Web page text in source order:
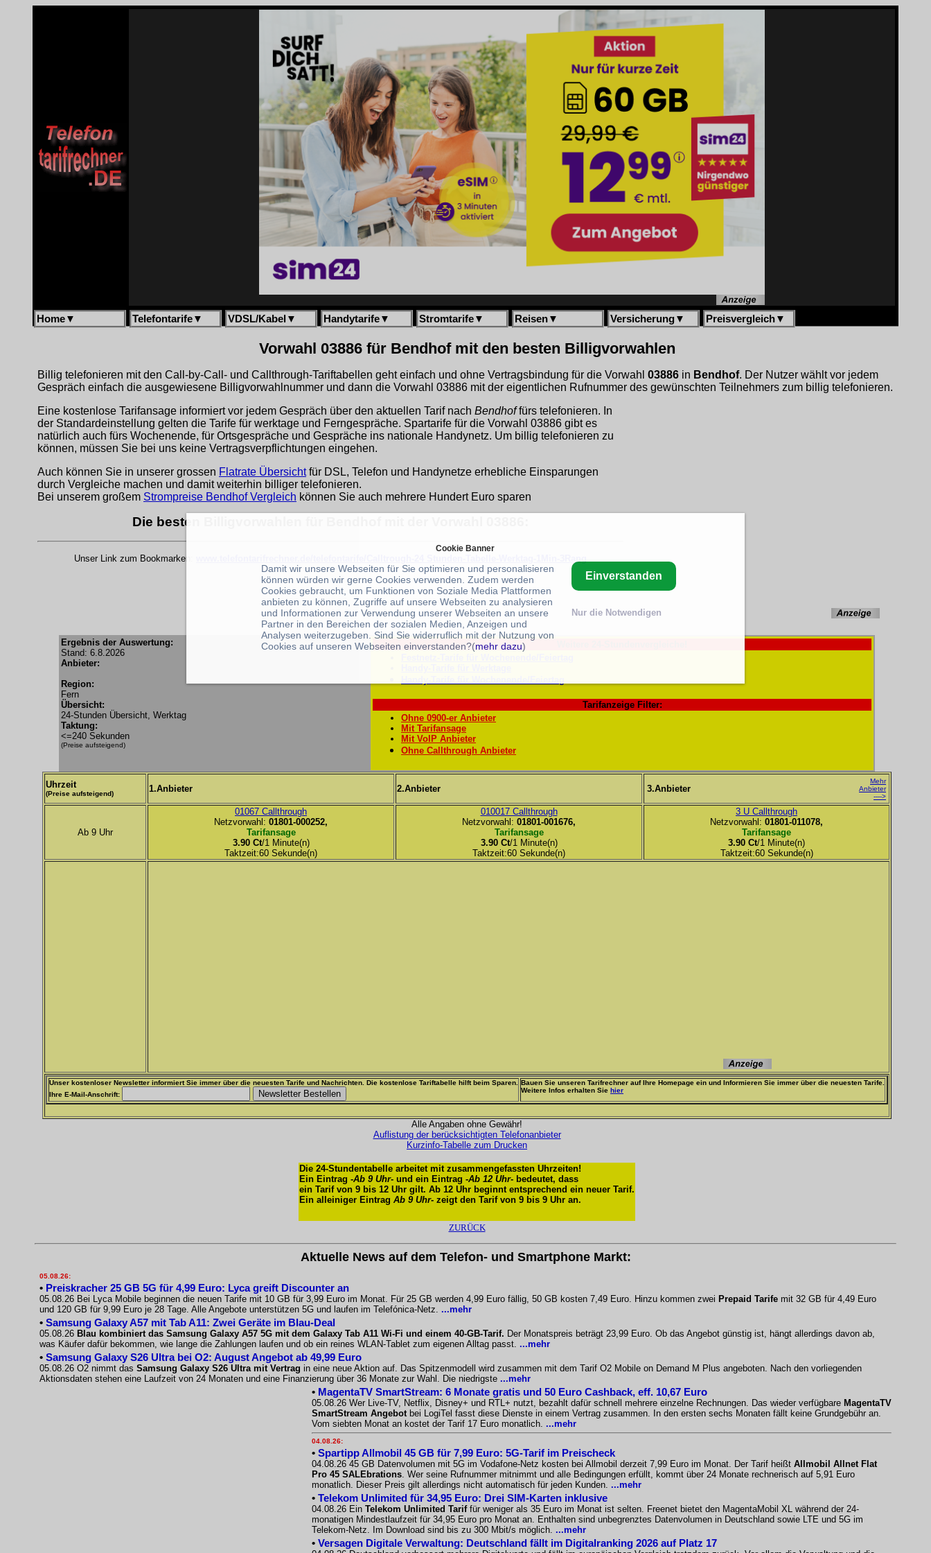
Home▼ Telefontarife▼ VDSL/Kabel ▼ Handytarife▼ Stromtarife▼ Reisen▼ Versicherung▼ Preisvergleich▼
Vorwahl 03886 für Bendhof mit den besten Billigvorwahlen
Billig telefonieren mit den Call-by-Call- und Callthrough-Tariftabellen geht einfach und ohne Vertragsbindung für die Vorwahl 03886 in Bendhof. Der Nutzer wählt vor jedem
Gespräch einfach die ausgewiesene Billigvorwahlnummer und dann die Vorwahl 03886 mit der eigentlichen Rufnummer des gewünschten Teilnehmers zum billig telefonieren.
Eine kostenlose Tarifansage informiert vor jedem Gespräch über den aktuellen Tarif nach Bendhoffürs telefonieren. In
der Standardeinstellung gelten die Tarife für werktage und Ferngespräche. Spartarife für die Vorwahl 03886 gibt es
natürlich auch fürs Wochenende, für Ortsgespräche und Gespräche ins nationale Handynetz. Um billig telefonieren zu
können, müssen Sie bei uns keine Vertragsverpflichtungen eingehen.
Auch können Sie in unserer grossen Flatrate Übersichtfür DSL, Telefon und Handynetze erhebliche Einsparungen
durch Vergleiche machen und damit weiterhin billiger telefonieren.
Bei unserem großem Strompreise Bendhof Vergleich können Sie auch mehrere Hundert Euro sparen
Die besten Billigvorwahlen für Bendhof mit der Vorwahl 03886:
Unser Link zum Bookmarken:
Ergebnis der Auswertung:
Stand: 6.8.2026
Anbieter:
Region:
Fern
Übersicht:
24-Stunden Übersicht, Werktag
Taktung:
<=240 Sekunden
(Preise aufsteigend)
Tarifanzeige Filter:
Ohne 0900-er Anbieter
Mit Tarifansage
Mit VoIP Anbieter
Ohne Callthrough Anbieter
Uhrzeit
(Preise aufsteigend) 1.Anbieter 2.Anbieter 3.Anbieter
Mehr
Anbieter
---->
Ab 9 Uhr
01067 Callthrough
Netzvorwahl: 01801-000252,
Tarifansage
3.90 Ct/1 Minute(n)
Taktzeit:60 Sekunde(n)
010017 Callthrough
Netzvorwahl: 01801-001676,
Tarifansage
3.90 Ct/1 Minute(n)
Taktzeit:60 Sekunde(n)
3 U Callthrough
Netzvorwahl: 01801-011078,
Tarifansage
3.90 Ct/1 Minute(n)
Taktzeit:60 Sekunde(n)
Unser kostenloser Newsletter informiert Sie immer über die neuesten Tarife und Nachrichten. Die kostenlose Tariftabelle hilft beim Sparen.
Ihre E-Mail-Anschrift:
Bauen Sie unseren Tarifrechner auf Ihre Homepage ein und Informieren Sie immer über die neuesten Tarife.
Weitere Infos erhalten Sie hier
Alle Angaben ohne Gewähr!
Auflistung der berücksichtigten Telefonanbieter
Kurzinfo-Tabelle zum Drucken
Die 24-Stundentabelle arbeitet mit zusammengefassten Uhrzeiten!
Ein Eintrag -Ab 9 Uhr- und ein Eintrag -Ab 12 Uhr- bedeutet, dass
ein Tarif von 9 bis 12 Uhr gilt. Ab 12 Uhr beginnt entsprechend ein neuer Tarif.
Ein alleiniger Eintrag Ab 9 Uhr- zeigt den Tarif von 9 bis 9 Uhr an.
ZURÜCK
Aktuelle News auf dem Telefon- und Smartphone Markt:
05.08.26:
• Preiskracher 25 GB 5G für 4,99 Euro: Lyca greift Discounter an
05.08.26 Bei Lyca Mobile beginnen die neuen Tarife mit 10 GB für 3,99 Euro im Monat. Für 25 GB werden 4,99 Euro fällig, 50 GB kosten 7,49 Euro. Hinzu kommen zwei Prepaid Tarife mit 32 GB für 4,49 Euro
und 120 GB für 9,99 Euro je 28 Tage. Alle Angebote unterstützen 5G und laufen im Telefónica-Netz. ...mehr
• Samsung Galaxy A57 mit Tab A11: Zwei Geräte im Blau-Deal
05.08.26 Blau kombiniert das Samsung Galaxy A57 5G mit dem Galaxy Tab A11 Wi-Fi und einem 40-GB-Tarif. Der Monatspreis beträgt 23,99 Euro. Ob das Angebot günstig ist, hängt allerdings davon ab,
was Käufer dafür bekommen, wie lange die Zahlungen laufen und ob ein reines WLAN-Tablet zum eigenen Alltag passt. ...mehr
• Samsung Galaxy S26 Ultra bei O2: August Angebot ab 49,99 Euro
05.08.26 O2 nimmt das Samsung Galaxy S26 Ultra mit Vertrag in eine neue Aktion auf. Das Spitzenmodell wird zusammen mit dem Tarif O2 Mobile on Demand M Plus angeboten. Nach den vorliegenden
Aktionsdaten stehen eine Laufzeit von 24 Monaten und eine Finanzierung über 36 Monate zur Wahl. Die niedrigste ...mehr
• MagentaTV SmartStream: 6 Monate gratis und 50 Euro Cashback, eff. 10,67 Euro
05.08.26 Wer Live-TV, Netflix, Disney+ und RTL+ nutzt, bezahlt dafür schnell mehrere einzelne Rechnungen. Das wieder verfügbare MagentaTV
SmartStream Angebotbei LogiTel fasst diese Dienste in einem Vertrag zusammen. In den ersten sechs Monaten fällt keine Grundgebühr an.
Vom siebten Monat an kostet der Tarif 17 Euro monatlich. ...mehr
04.08.26:
• Spartipp Allmobil 45 GB für 7,99 Euro: 5G-Tarif im Preischeck
04.08.26 45 GB Datenvolumen mit 5G im Vodafone-Netz kosten bei Allmobil derzeit 7,99 Euro im Monat. Der Tarif heißt Allmobil Allnet Flat
Pro 45 SALEbrations. Wer seine Rufnummer mitnimmt und alle Bedingungen erfüllt, kommt über 24 Monate rechnerisch auf 5,91 Euro
monatlich. Dieser Preis gilt allerdings nicht automatisch für jeden Kunden. ...mehr
• Telekom Unlimited für 34,95 Euro: Drei SIM-Karten inklusive
04.08.26 Ein Telekom Unlimited Tariffür weniger als 35 Euro im Monat ist selten. Freenet bietet den MagentaMobil XL während der 24-
monatigen Mindestlaufzeit für 34,95 Euro pro Monat an. Enthalten sind unbegrenztes Datenvolumen in Deutschland sowie LTE und 5G im
Telekom-Netz. Im Download sind bis zu 300 Mbit/s möglich. ...mehr
• Versagen Digitale Verwaltung: Deutschland fällt im Digitalranking 2026 auf Platz 17
Cookie Banner
Damit wir unsere Webseiten für Sie optimieren und personalisieren
können würden wir gerne Cookies verwenden. Zudem werden
Cookies gebraucht, um Funktionen von Soziale Media Plattformen
anbieten zu können, Zugriffe auf unsere Webseiten zu analysieren
und Informationen zur Verwendung unserer Webseiten an unsere
Partner in den Bereichen der sozialen Medien, Anzeigen und
Analysen weiterzugeben. Sind Sie widerruflich mit der Nutzung von
Cookies auf unseren Webseiten einverstanden?(mehr dazu)
Einverstanden
Nur die Notwendigen